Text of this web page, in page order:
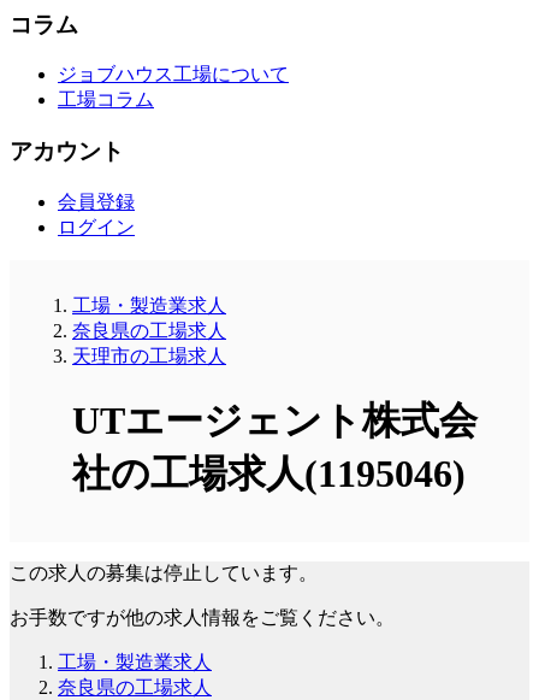
コラム
ジョブハウス工場について
工場コラム
アカウント
会員登録
ログイン
工場・製造業求人
奈良県の工場求人
天理市の工場求人
UTエージェント株式会
社の工場求人(1195046)
この求人の募集は停止しています。
お手数ですが他の求人情報をご覧ください。
工場・製造業求人
奈良県の工場求人